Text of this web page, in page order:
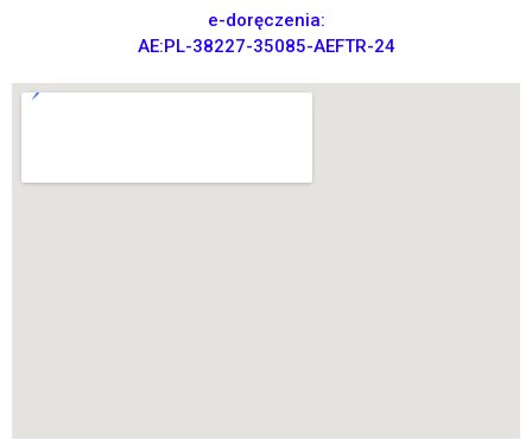
e-doręczenia:
AE:PL-38227-35085-AEFTR-24